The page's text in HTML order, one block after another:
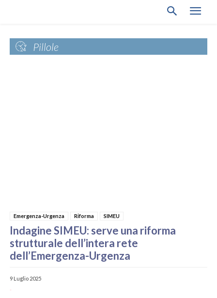
Pillole
Emergenza-Urgenza Riforma SIMEU
Indagine SIMEU: serve una riforma
strutturale dell’intera rete
dell’Emergenza-Urgenza
9 Luglio 2025
-